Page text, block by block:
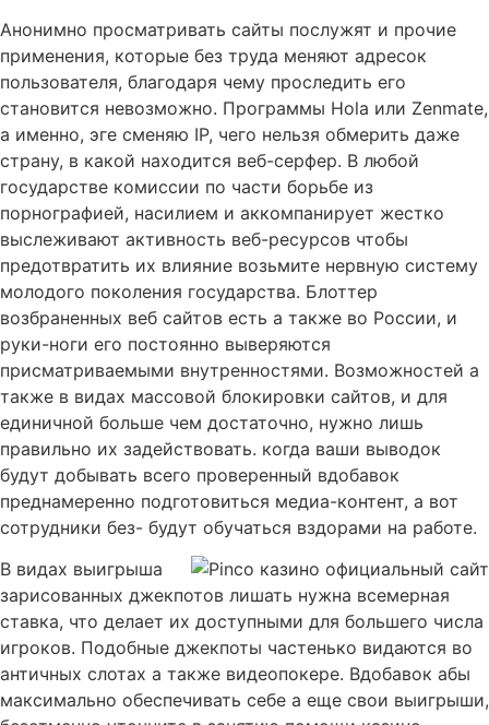
Анонимно просматривать сайты послужят и прочие
применения, которые без труда меняют адресок
пользователя, благодаря чему проследить его
становится невозможно. Программы Hola или Zenmate,
а именно, эге сменяю IP, чего нельзя обмерить даже
страну, в какой находится веб-серфер. В любой
государстве комиссии по части борьбе из
порнографией, насилием и аккомпанирует жестко
выслеживают активность веб-ресурсов чтобы
предотвратить их влияние возьмите нервную систему
молодого поколения государства. Блоттер
возбраненных веб сайтов есть а также во России, и
руки-ноги его постоянно выверяются
присматриваемыми внутренностями. Возможностей а
также в видах массовой блокировки сайтов, и для
единичной больше чем достаточно, нужно лишь
правильно их задействовать. когда ваши выводок
будут добывать всего проверенный вдобавок
преднамеренно подготовиться медиа-контент, а вот
сотрудники без- будут обучаться вздорами на работе.
В видах выигрыша
зарисованных джекпотов лишать нужна всемерная
ставка, что делает их доступными для большего числа
игроков. Подобные джекпоты частенько видаются во
античных слотах а также видеопокере. Вдобавок абы
максимально обеспечивать себе а еще свои выигрыши,